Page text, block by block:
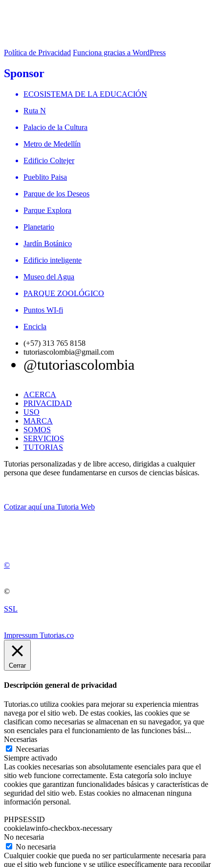
Política de Privacidad Funciona gracias a WordPress
Sponsor
ECOSISTEMA DE LA EDUCACIÓN
Ruta N
Palacio de la Cultura
Metro de Medellín
Edificio Coltejer
Pueblito Paisa
Parque de los Deseos
Parque Explora
Planetario
Jardín Botánico
Edificio inteligente
Museo del Agua
PARQUE ZOOLÓGICO
Puntos WI-fi
Encicla
(+57) 313 765 8158
tutoriascolombia@gmail.com
@tutoriascolombia
ACERCA
PRIVACIDAD
USO
MARCA
SOMOS
SERVICIOS
TUTORIAS
Tutorias personalizadas y de libre acceso, dirigidas a cualquier
persona que desee fundamentarse en cursos de ciencias básicas.
Cotizar aquí una Tutoria Web
©
©
SSL
Impressum Tutorias.co
Cerrar
Descripción general de privacidad
Tutorias.co utiliza cookies para mejorar su experiencia mientras
navega por el sitio web. De estas cookies, las cookies que se
clasifican como necesarias se almacenan en su navegador, ya que
son esenciales para el funcionamiento de las funciones bási...
Necesarias
Necesarias
Siempre activado
Las cookies necesarias son absolutamente esenciales para que el
sitio web funcione correctamente. Esta categoría solo incluye
cookies que garantizan funcionalidades básicas y características de
seguridad del sitio web. Estas cookies no almacenan ninguna
información personal.
PHPSESSID
cookielawinfo-checkbox-necessary
No necesaria
No necesaria
Cualquier cookie que pueda no ser particularmente necesaria para
que el sitio web funcione y se utilice específicamente para recopilar